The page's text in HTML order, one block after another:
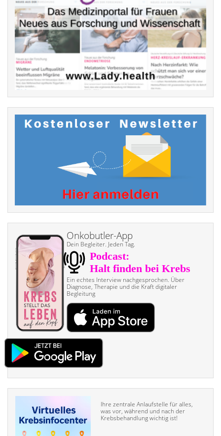
Onkobutler-App
Dein Begleiter. Jeden Tag.
Ein echtes Interview nach­gesprochen. Über
Diagnose, Therapie und die Kraft digitaler
Begleitung
Ihre zentrale Anlaufstelle für alles,
was vor, während und nach der
Krebsbehandlung wichtig ist!